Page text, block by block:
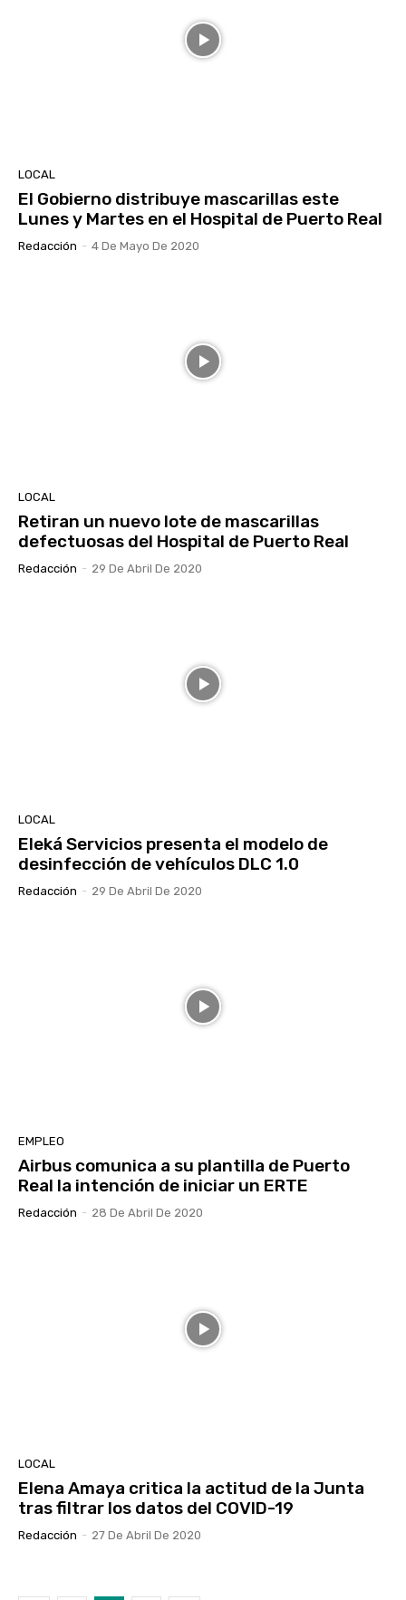
LOCAL
El Gobierno distribuye mascarillas este
Lunes y Martes en el Hospital de Puerto Real
Redacción - 4 De Mayo De 2020
LOCAL
Retiran un nuevo lote de mascarillas
defectuosas del Hospital de Puerto Real
Redacción - 29 De Abril De 2020
LOCAL
Eleká Servicios presenta el modelo de
desinfección de vehículos DLC 1.0
Redacción - 29 De Abril De 2020
EMPLEO
Airbus comunica a su plantilla de Puerto
Real la intención de iniciar un ERTE
Redacción - 28 De Abril De 2020
LOCAL
Elena Amaya critica la actitud de la Junta
tras filtrar los datos del COVID-19
Redacción - 27 De Abril De 2020